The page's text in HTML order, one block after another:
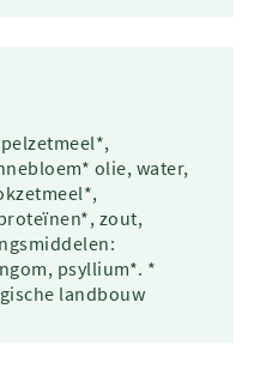
olie, water,
zout,
psyllium*. *
landbouw